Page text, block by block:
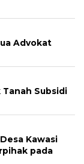
Advokat
Tanah Subsidi
Kawasi
pada